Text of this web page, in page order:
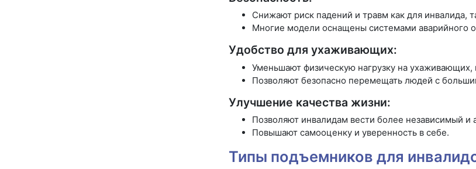
Снижают риск падений и травм как для инвалида,
Многие модели оснащены системами аварийного
Удобство для ухаживающих:
Уменьшают физическую нагрузку на
Позволяют безопасно перемещать людей с
Улучшение качества жизни:
Позволяют инвалидам вести более независимый и
Повышают самооценку и уверенность в себе.
Типы подъемников для